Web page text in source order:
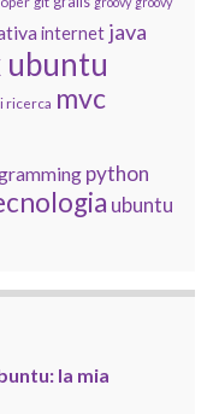
internet java
ubuntu
ricerca mvc
python
ubuntu
la mia